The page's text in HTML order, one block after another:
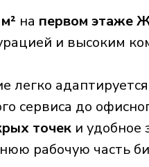
на первом этаже
и высоким
легко
сервиса до
точек и
рабочую часть